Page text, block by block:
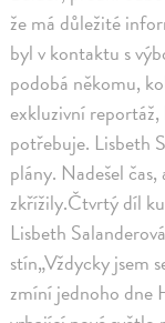
že má důležité
byl v kontaktu s
podobá někomu,
exkluzivní
potřebuje. Lisbeth
plány. Nadešel
zkřížily.Čtvrtý díl
Lisbeth
stín„Vždycky jsem
zmíní jednoho dne